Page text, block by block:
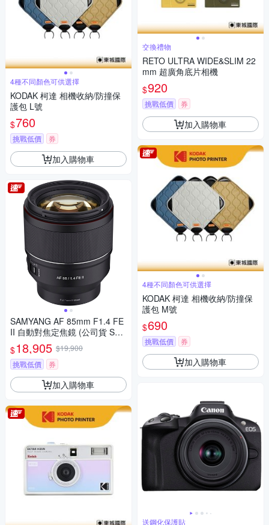
4種不同顏色可供選擇
KODAK 柯達 相機收納/防撞保
護包 L號
$760
挑戰低價 券
加入購物車
SAMYANG AF 85mm F1.4 FE
II 自動對焦定焦鏡 (公司貨 SO
NY FE接環)
$18,905 $19,900
挑戰低價
券
加入購物車
交換禮物
RETO ULTRA WIDE&SLIM 22
mm 超廣角底片相機
$920
挑戰低價 券
加入購物車
4種不同顏色可供選擇
KODAK 柯達 相機收納/防撞保
護包 M號
$690
挑戰低價 券
加入購物車
送鋼化保護貼